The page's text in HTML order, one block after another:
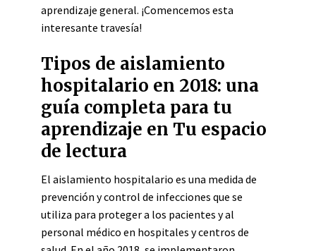
aprendizaje general. ¡Comencemos esta
interesante travesía!
Tipos de aislamiento
hospitalario en 2018: una
guía completa para tu
aprendizaje en Tu espacio
de lectura
El aislamiento hospitalario es una medida de
prevención y control de infecciones que se
utiliza para proteger a los pacientes y al
personal médico en hospitales y centros de